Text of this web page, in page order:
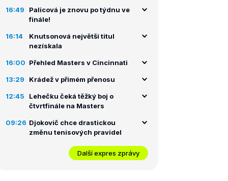
16:49
Palicová je znovu po týdnu ve
finále!
16:14
Knutsonová největší titul
nezískala
16:00 Přehled Masters v Cincinnati
13:29 Krádež v přímém přenosu
12:45
Lehečku čeká těžký boj o
čtvrtfinále na Masters
09:26 Djokovič chce drastickou
změnu tenisových pravidel
Další expres zprávy